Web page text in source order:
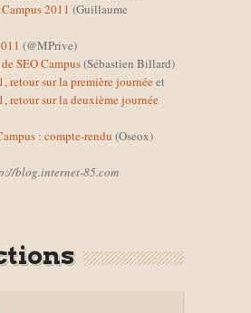
2011 (Guillaume
(@MPrive)
SEO Campus(Sébastien Billard)
retour sur la première journéeet
retour sur la deuxième journée
: compte-rendu (Oseox)
blog.internet-85.com